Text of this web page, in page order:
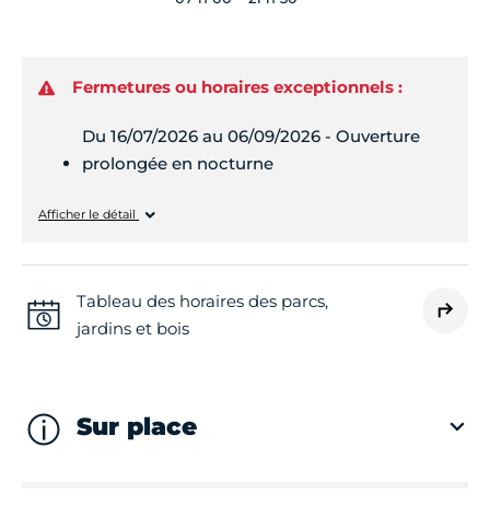
Fermetures ou horaires exceptionnels :
Du 16/07/2026 au 06/09/2026 - Ouverture
prolongée en nocturne
Lundi
Jeudi
Afficher le détail
Tableau des horaires des parcs,
jardins et bois
Sur place